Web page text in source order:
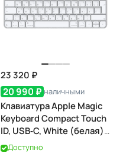
23 320 ₽
20 990 ₽ наличными
Клавиатура Apple Magic
Keyboard Compact Touch
ID, USB‑C, White (белая)
(MXCK3)
Доступно